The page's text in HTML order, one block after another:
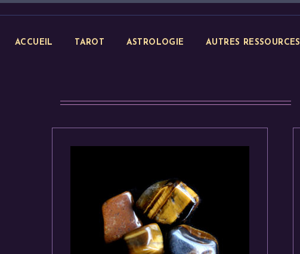
ACCUEIL TAROT ASTROLOGIE AUTRES RESSOURCES